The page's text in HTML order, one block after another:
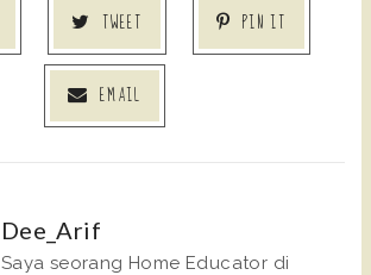
TWEET PIN IT
EMAIL
Dee_Arif
Saya seorang Home Educator di